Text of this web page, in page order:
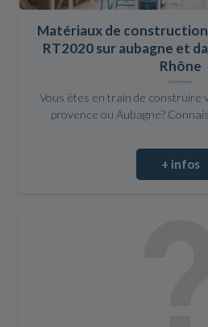
Matériaux de construction
RT2020 sur aubagne et
Rhône
Vous êtes en train de construire
provence ou Aubagne?
+ infos